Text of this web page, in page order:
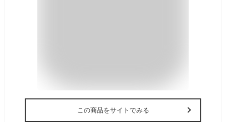
この商品をサイトでみる